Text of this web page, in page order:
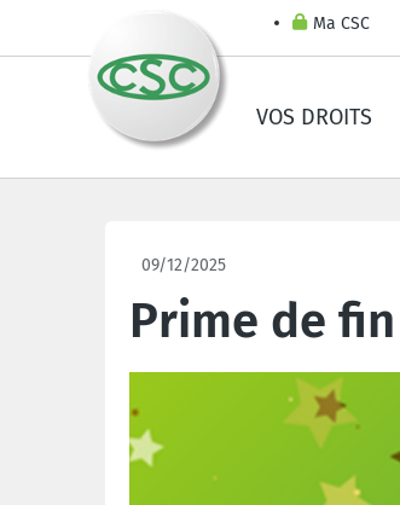
Ma CSC
VOS DROITS
09/12/2025
Prime de fin